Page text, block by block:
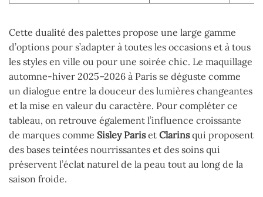
Cette dualité des palettes propose une large gamme
d’options pour s’adapter à toutes les occasions et à tous
les styles en ville ou pour une soirée chic. Le maquillage
automne-hiver 2025–2026 à Paris se déguste comme
un dialogue entre la douceur des lumières changeantes
et la mise en valeur du caractère. Pour compléter ce
tableau, on retrouve également l’influence croissante
de marques comme Sisley Pariset Clarinsqui proposent
des bases teintées nourrissantes et des soins qui
préservent l’éclat naturel de la peau tout au long de la
saison froide.